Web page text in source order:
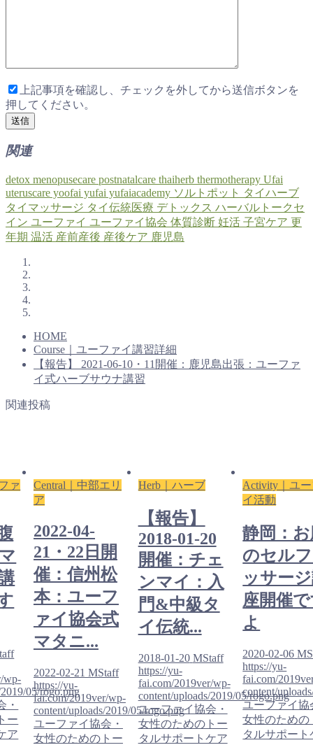
上記事項を確認し、チェックを外してから送信ボタンを
押してください。
関連
detox menopusecare postnatalcare thaiherb thermotherapy Ufai
uteruscare yoofai yufai yufaiacademy ソルトポット タイハーブ
タイマッサージ タイ伝統医療 デトックス ハーバルトークセ
イン ユーファイ ユーファイ協会 体質診断 妊活 子宮ケア 更
年期 温活 産前産後 産後ケア 鹿児島
HOME
Course｜ユーファイ講習詳細
【報告】 2021-06-10・11開催：鹿児島出張：ユーファ
イ式ハーブサウナ講習
関連投稿
ァ
wp-
05/rogo.png
・
ー
ア
Central｜中部エリ
ア
2022-04-
21・22日開
催：信州松
本：ユーフ
ァイ協会式
マタニ...
2022-02-21 MStaff
https://yu-
fai.com/2019ver/wp-
content/uploads/2019/05/rogo.png
ユーファイ協会・
女性のためのトー
Herb｜ハーブ
【報告】
2018-01-20
開催：チェ
ンマイ：入
門&中級タ
イ伝統...
2018-01-20 MStaff
https://yu-
fai.com/2019ver/wp-
content/uploads/2019/05/rogo.png
ユーファイ協会・
女性のためのトー
タルサポートケア
Activity｜ユ
イ活動
静岡：
のセル
ッサー
座開催
よ
2020-02-06
https://yu-
fai.com/
content/
ユーファイ協
女性のための
タルサポート